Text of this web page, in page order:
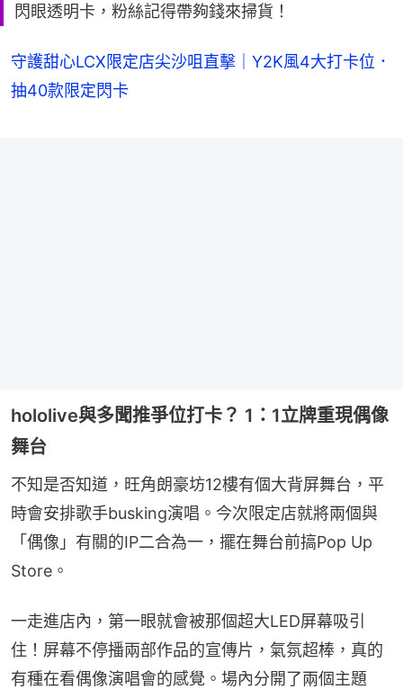
閃眼透明卡，粉絲記得帶夠錢來掃貨！
守護甜心LCX限定店尖沙咀直擊｜Y2K風4大打卡位．
抽40款限定閃卡
hololive與多聞推爭位打卡？ 1：1立牌重現偶像
舞台
不知是否知道，旺角朗豪坊12樓有個大背屏舞台，平
時會安排歌手busking演唱。今次限定店就將兩個與
「偶像」有關的IP二合為一，擺在舞台前搞Pop Up
Store。
一走進店內，第一眼就會被那個超大LED屏幕吸引
住！屏幕不停播兩部作品的宣傳片，氣氛超棒，真的
有種在看偶像演唱會的感覺。場內分開了兩個主題